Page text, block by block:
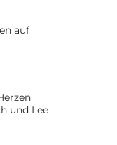
auf
und Lee